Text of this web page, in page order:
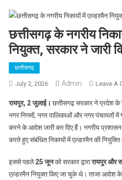
छत्तीसगढ़ के नगरीय
नियुक्त, सरकार ने जारी
छत्तीसगढ़
July 2, 2026 Admin Leave A
रायपुर, 2 जुलाई। छत्तीसगढ़ सरकार ने प्रदेश के
नगर निगमों, नगर पालिकाओं और नगर पंचायतों में
करने के आदेश जारी कर दिए हैं। नगरीय प्रशासन
करते हुए संबंधित निकायों में एल्डरमैन की नियुक्ति
इससे पहले25 जूनको सरकार द्वारारायपुर और
एल्डरमैन नियुक्त किए जा चुके थे। ताजा आदेश